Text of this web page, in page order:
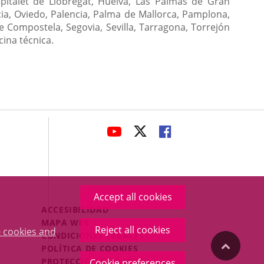
cookies and
Accept all cookies
Reject all cookies
Oviedo, Palencia, Palma de Mallorca, Pamplona,
Segovia, Sevilla, Tarragona, Torrejón
técnica.
LINK
APPLICATION.
LINK
APPLICATION.
LINK
APPLICATION.
Menú
Legal
Footer
ACCESIBILIDAD
MAPA WEB
CONDICIONES LEGALES
POLÍTICA DE COOKIES
PROTECCIÓN DE DATOS
"Back